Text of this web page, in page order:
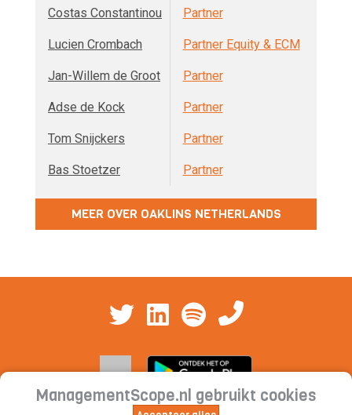
Costas Constantinou Partner
Lucien Crombach Partner Equity & ECM
Jan-Willem de Groot Partner
Adse de Kock Partner
Tom Snijckers Partner
Bas Stoetzer Partner
MEER OVER OAKLINS NETHERLANDS
ManagementScope.nl gebruikt cookies